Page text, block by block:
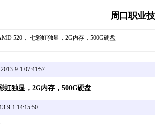
周口职业
520， 七彩虹独显，2G内存，500G硬盘
9-1 07:41:57
虹独显，2G内存，500G硬盘
9-1 14:15:50